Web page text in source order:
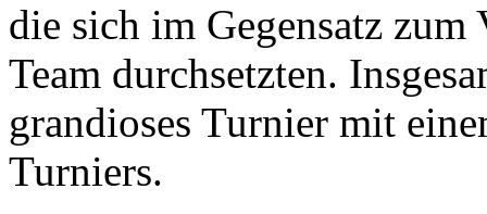
die sich im Gegensatz zum
Team durchsetzten.
grandioses Turnier mit
Turniers.